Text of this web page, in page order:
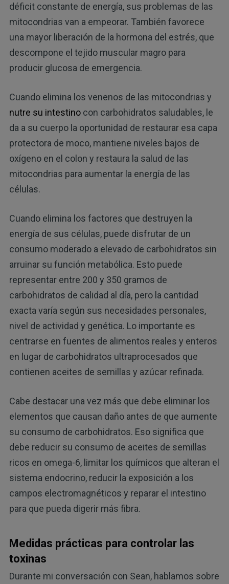
déficit constante de energía, sus problemas de las
mitocondrias van a empeorar. También favorece
una mayor liberación de la hormona del estrés, que
descompone el tejido muscular magro para
producir glucosa de emergencia.
Cuando elimina los venenos de las mitocondrias y
nutre su intestino con carbohidratos saludables, le
da a su cuerpo la oportunidad de restaurar esa capa
protectora de moco, mantiene niveles bajos de
oxígeno en el colon y restaura la salud de las
mitocondrias para aumentar la energía de las
células.
Cuando elimina los factores que destruyen la
energía de sus células, puede disfrutar de un
consumo moderado a elevado de carbohidratos sin
arruinar su función metabólica. Esto puede
representar entre 200 y 350 gramos de
carbohidratos de calidad al día, pero la cantidad
exacta varía según sus necesidades personales,
nivel de actividad y genética. Lo importante es
centrarse en fuentes de alimentos reales y enteros
en lugar de carbohidratos ultraprocesados que
contienen aceites de semillas y azúcar refinada.
Cabe destacar una vez más que debe eliminar los
elementos que causan daño antes de que aumente
su consumo de carbohidratos. Eso significa que
debe reducir su consumo de aceites de semillas
ricos en omega-6, limitar los químicos que alteran el
sistema endocrino, reducir la exposición a los
campos electromagnéticos y reparar el intestino
para que pueda digerir más fibra.
Medidas prácticas para controlar las
toxinas
Durante mi conversación con Sean, hablamos sobre